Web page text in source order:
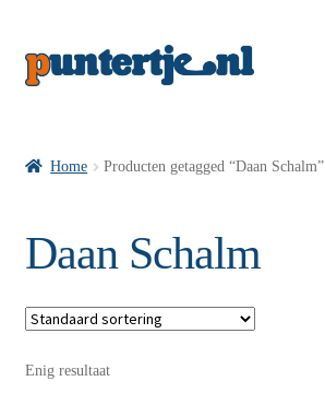
VI’s met Posters
Home Producten getagged “Daan Schalm”
Daan Schalm
Enig resultaat